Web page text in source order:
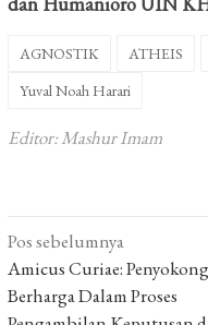
AGNOSTIK ATHEIS
Yuval Noah Harari
Editor: Mashur Imam
Navigasi
pos
Pos sebelumnya
Amicus Curiae: Penyokong
Berharga Dalam Proses